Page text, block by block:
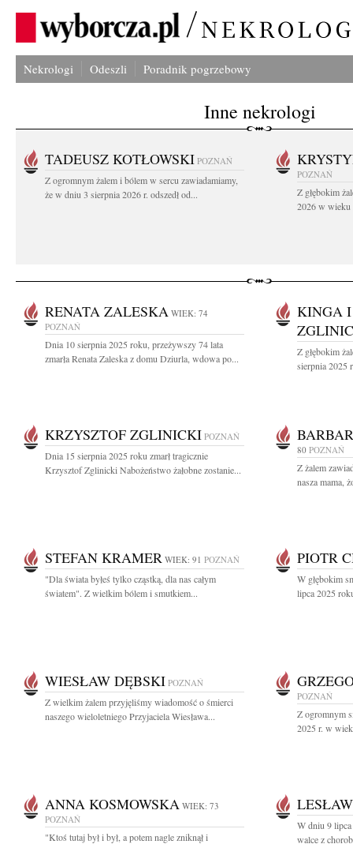
Nekrologi Odeszli Poradnik pogrzebowy
Inne nekrologi
TADEUSZ KOTŁOWSKI POZNAŃ
Z ogromnym żalem i bólem w sercu zawiadamiamy,
że w dniu 3 sierpnia 2026 r. odszedł od...
POZNAŃ
Z głębokim
2026 w wieku
RENATA ZALESKA WIEK: 74
POZNAŃ
Dnia 10 sierpnia 2025 roku, przeżywszy 74 lata
zmarła Renata Zaleska z domu Dziurla, wdowa po...
KINGA
Z głębokim
sierpnia 2025
KRZYSZTOF ZGLINICKI POZNAŃ
Dnia 15 sierpnia 2025 roku zmarł tragicznie
Krzysztof Zglinicki Nabożeństwo żałobne zostanie...
80 POZNAŃ
Z żalem
nasza mama,
STEFAN KRAMER WIEK: 91 POZNAŃ
"Dla świata byłeś tylko cząstką, dla nas całym
światem". Z wielkim bólem i smutkiem...
PIOTR
W głębokim
lipca 2025
WIESŁAW DĘBSKI POZNAŃ
Z wielkim żalem przyjęliśmy wiadomość o śmierci
naszego wieloletniego Przyjaciela Wiesława...
POZNAŃ
Z ogromnym
2025 r. w
ANNA KOSMOWSKA WIEK: 73
POZNAŃ
"Ktoś tutaj był i był, a potem nagle zniknął i
W dniu 9
walce z